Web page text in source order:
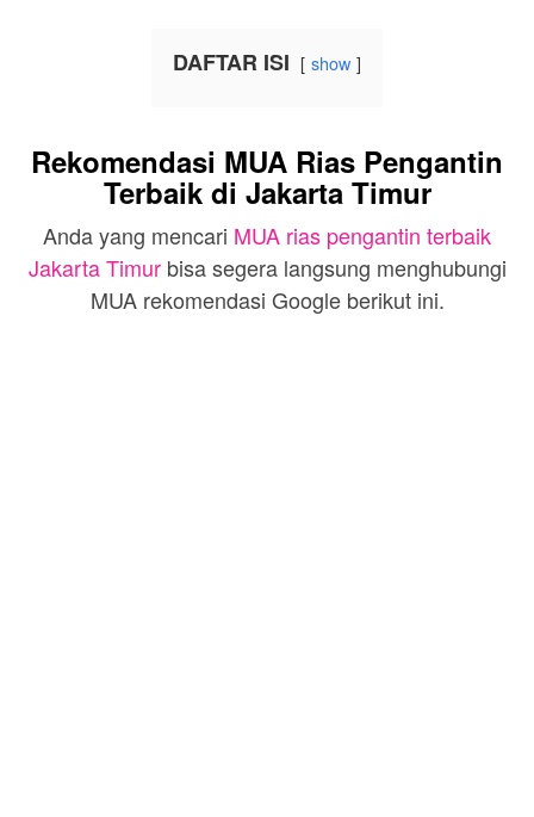
DAFTAR ISI show
Rekomendasi MUA Rias Pengantin
Terbaik di Jakarta Timur
Anda yang mencari MUA rias pengantin terbaik
Jakarta Timurbisa segera langsung menghubungi
MUA rekomendasi Google berikut ini.